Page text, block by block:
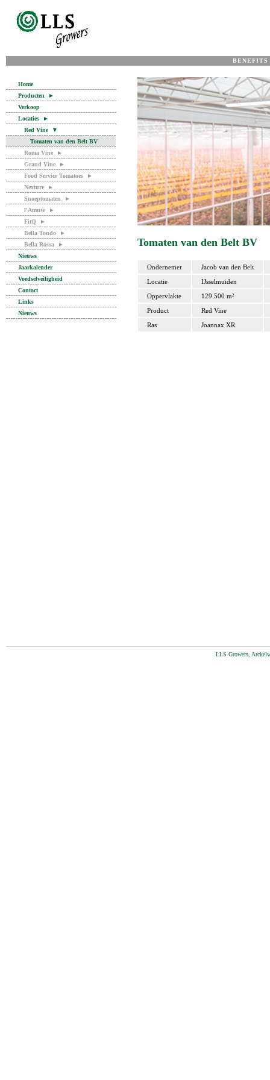
BENEFITS
Home
Producten
►
Verkoop
Locaties
►
Red Vine
▼
Tomaten van den Belt BV
Roma Vine
►
Grand Vine
►
Food Service Tomatoes
►
Nexture
►
Snoeptomaten
►
l'Amuse
►
FitQ
►
Bella Tondo
►
Bella Rossa
►
Nieuws
Jaarkalender
Voedselveiligheid
Contact
Links
Nieuws
Tomaten van den Belt BV
Ondernemer
Jacob van den Belt
Locatie
IJsselmuiden
Oppervlakte
129.500 m²
Product
Red Vine
Ras
Joannax XR
LLS Growers,